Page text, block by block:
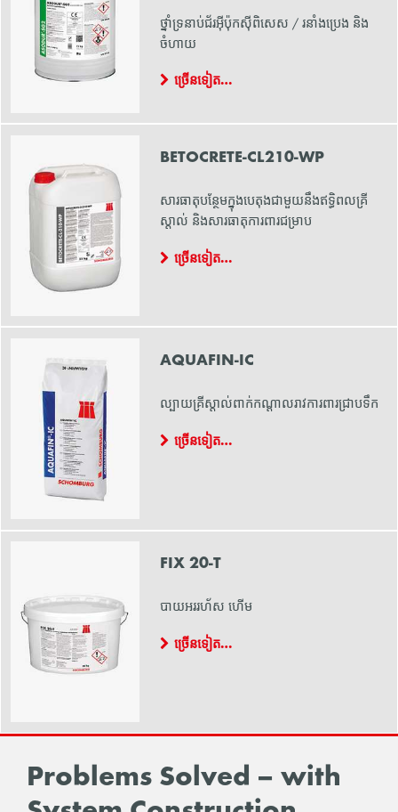
ថ្នាំទ្រនាប់ជ័រអ៊ីប៉ុកស៊ីពិសេស / រនាំងប្រេង និង
ចំហាយ
ច្រើនទៀត…
BETOCRETE-CL210-WP
សារធាតុបន្ថែមក្នុងបេតុងជាមួយនឹងឥទ្ធិពលគ្រី
ស្តាល់ និងសារធាតុការពារជម្រាប
ច្រើនទៀត…
AQUAFIN-IC
ល្បាយគ្រីស្តាល់ពាក់កណ្ដាលរាវការពារជ្រាបទឹក
ច្រើនទៀត…
FIX 20-T
បាយអររហ័ស ហើម
ច្រើនទៀត…
Problems Solved – with